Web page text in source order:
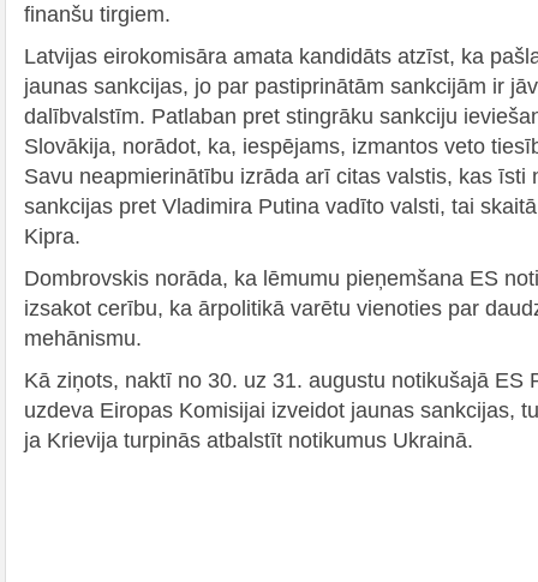
finanšu tirgiem.
Latvijas eirokomisāra amata kandidāts atzīst, ka
jaunas sankcijas, jo par pastiprinātām sankcijām ir
dalībvalstīm. Patlaban pret stingrāku sankciju
Slovākija, norādot, ka, iespējams, izmantos veto
Savu neapmierinātību izrāda arī citas valstis, kas īsti
sankcijas pret Vladimira Putina vadīto valsti, tai
Kipra.
Dombrovskis norāda, ka lēmumu pieņemšana ES
izsakot cerību, ka ārpolitikā varētu vienoties par
mehānismu.
Kā ziņots, naktī no 30. uz 31. augustu notikušajā ES
uzdeva Eiropas Komisijai izveidot jaunas sankcijas,
ja Krievija turpinās atbalstīt notikumus Ukrainā.